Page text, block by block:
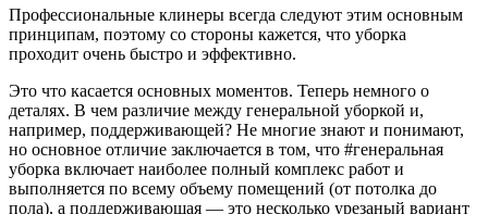
Профессиональные клинеры всегда следуют этим основным
принципам, поэтому со стороны кажется, что уборка
проходит очень быстро и эффективно.
Это что касается основных моментов. Теперь немного о
деталях. В чем различие между генеральной уборкой и,
например, поддерживающей? Не многие знают и понимают,
но основное отличие заключается в том, что #генеральная
уборка включает наиболее полный комплекс работ и
выполняется по всему объему помещений (от потолка до
пола), а поддерживающая — это несколько урезаный вариант